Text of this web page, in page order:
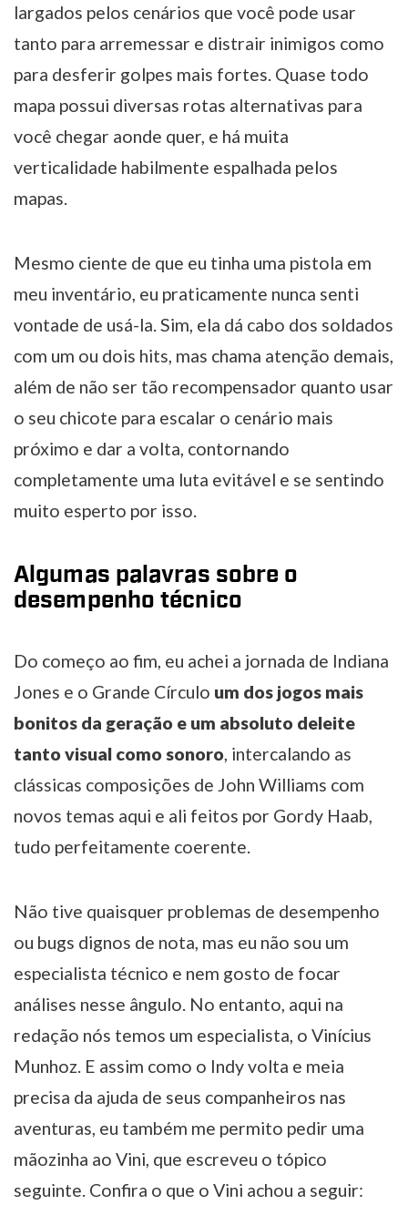
largados pelos cenários que você pode usar
tanto para arremessar e distrair inimigos como
para desferir golpes mais fortes. Quase todo
mapa possui diversas rotas alternativas para
você chegar aonde quer, e há muita
verticalidade habilmente espalhada pelos
mapas.
Mesmo ciente de que eu tinha uma pistola em
meu inventário, eu praticamente nunca senti
vontade de usá-la. Sim, ela dá cabo dos soldados
com um ou dois hits, mas chama atenção demais,
além de não ser tão recompensador quanto usar
o seu chicote para escalar o cenário mais
próximo e dar a volta, contornando
completamente uma luta evitável e se sentindo
muito esperto por isso.
Algumas palavras sobre o
desempenho técnico
Do começo ao fim, eu achei a jornada de Indiana
Jones e o Grande Círculo um dos jogos mais
bonitos da geração e um absoluto deleite
tanto visual como sonoro, intercalando as
clássicas composições de John Williams com
novos temas aqui e ali feitos por Gordy Haab,
tudo perfeitamente coerente.
Não tive quaisquer problemas de desempenho
ou bugs dignos de nota, mas eu não sou um
especialista técnico e nem gosto de focar
análises nesse ângulo. No entanto, aqui na
redação nós temos um especialista, o Vinícius
Munhoz. E assim como o Indy volta e meia
precisa da ajuda de seus companheiros nas
aventuras, eu também me permito pedir uma
mãozinha ao Vini, que escreveu o tópico
seguinte. Confira o que o Vini achou a seguir: